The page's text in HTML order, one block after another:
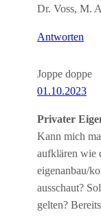
Dr. Voss, M.
Antworten
Joppe doppe
01.10.2023
Privater
Kann mich
aufklären wie
eigenanbau/
ausschaut?
gelten?